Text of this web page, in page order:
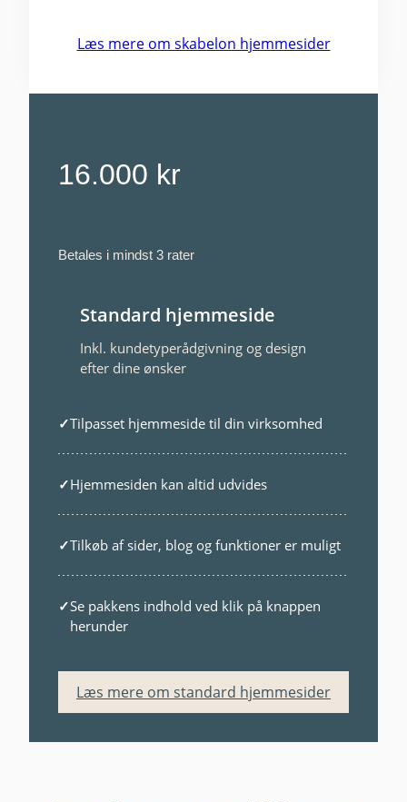
Læs mere om skabelon hjemmesider
16.000 kr
Betales i mindst 3 rater
Standard hjemmeside
Inkl. kundetyperådgivning og design
efter dine ønsker
✓Tilpasset hjemmeside til din virksomhed
✓Hjemmesiden kan altid udvides
✓Tilkøb af sider, blog og funktioner er muligt
✓Se pakkens indhold ved klik på knappen
herunder
Læs mere om standard hjemmesider